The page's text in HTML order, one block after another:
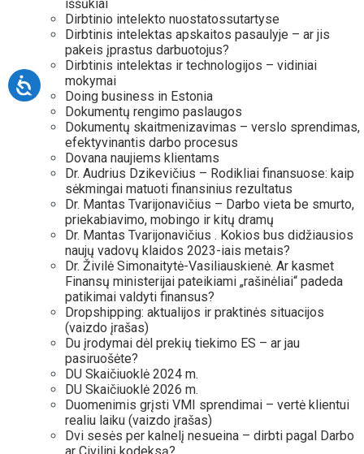
iššūkiai
Dirbtinio intelekto nuostatossutartyse
Dirbtinis intelektas apskaitos pasaulyje – ar jis
pakeis įprastus darbuotojus?
Dirbtinis intelektas ir technologijos – vidiniai
mokymai
Doing business in Estonia
Dokumentų rengimo paslaugos
Dokumentų skaitmenizavimas – verslo sprendimas,
efektyvinantis darbo procesus
Dovana naujiems klientams
Dr. Audrius Dzikevičius – Rodikliai finansuose: kaip
sėkmingai matuoti finansinius rezultatus
Dr. Mantas Tvarijonavičius – Darbo vieta be smurto,
priekabiavimo, mobingo ir kitų dramų
Dr. Mantas Tvarijonavičius . Kokios bus didžiausios
naujų vadovų klaidos 2023-iais metais?
Dr. Živilė Simonaitytė-Vasiliauskienė. Ar kasmet
Finansų ministerijai pateikiami „rašinėliai“ padeda
patikimai valdyti finansus?
Dropshipping: aktualijos ir praktinės situacijos
(vaizdo įrašas)
Du įrodymai dėl prekių tiekimo ES – ar jau
pasiruošėte?
DU Skaičiuoklė 2024 m.
DU Skaičiuoklė 2026 m.
Duomenimis grįsti VMI sprendimai – vertė klientui
realiu laiku (vaizdo įrašas)
Dvi sesės per kalnelį nesueina – dirbti pagal Darbo